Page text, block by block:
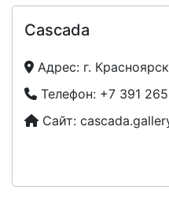
Cascada
Адрес: г.
Телефон: +7 391
Сайт: